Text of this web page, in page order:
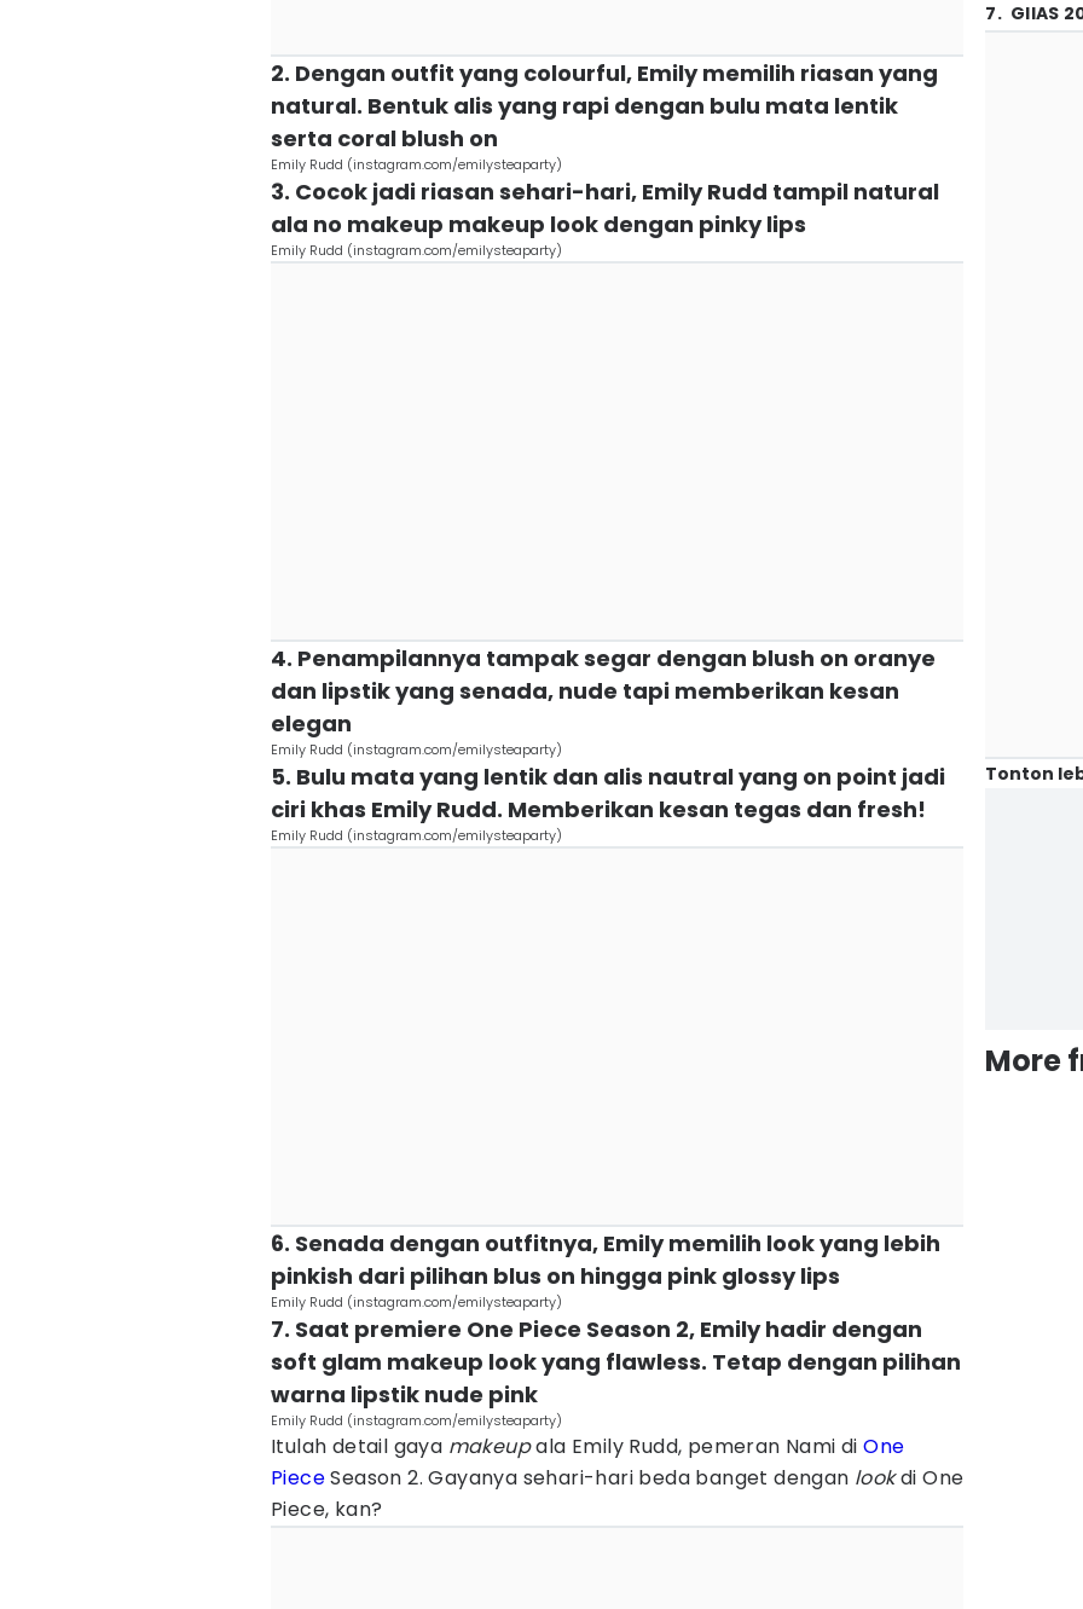
2. Dengan outfit yang colourful, Emily memilih riasan yang
natural. Bentuk alis yang rapi dengan bulu mata lentik
serta coral blush on
Emily Rudd (instagram.com/emilysteaparty)
3. Cocok jadi riasan sehari-hari, Emily Rudd tampil natural
ala no makeup makeup look dengan pinky lips
Emily Rudd (instagram.com/emilysteaparty)
4. Penampilannya tampak segar dengan blush on oranye
dan lipstik yang senada, nude tapi memberikan kesan
elegan
Emily Rudd (instagram.com/emilysteaparty)
5. Bulu mata yang lentik dan alis nautral yang on point jadi
ciri khas Emily Rudd. Memberikan kesan tegas dan fresh!
Emily Rudd (instagram.com/emilysteaparty)
6. Senada dengan outfitnya, Emily memilih look yang lebih
pinkish dari pilihan blus on hingga pink glossy lips
Emily Rudd (instagram.com/emilysteaparty)
7. Saat premiere One Piece Season 2, Emily hadir dengan
soft glam makeup look yang flawless. Tetap dengan pilihan
warna lipstik nude pink
Emily Rudd (instagram.com/emilysteaparty)
Itulah detail gaya makeupala Emily Rudd, pemeran Nami diOne
PieceSeason 2. Gayanya sehari-hari beda banget dengan lookdi One
Piece, kan?
7. GIIAS
Tonton
More